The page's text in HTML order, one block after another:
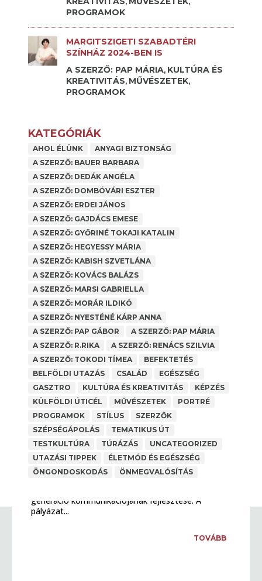
PROGRAMOK
MARGITSZIGETI SZABADTÉRI
SZÍNHÁZ 2024-BEN IS
A SZERZŐ: PAP MÁRIA, KULTÚRA ÉS
KREATIVITÁS, MŰVÉSZETEK,
PROGRAMOK
KATEGÓRIÁK
AHOL ÉLÜNK
ANYAGI BIZTONSÁG
A SZERZŐ: BAUER BARBARA
A SZERZŐ: DEDÁK ANGÉLA
A SZERZŐ: DOMBÓVÁRI ESZTER
A SZERZŐ: ERDEI JÁNOS
A SZERZŐ: GAJDÁCS EMESE
A SZERZŐ: GYŐRINÉ TOKAJI KATALIN
A SZERZŐ: HEGYESSY MÁRIA
A SZERZŐ: KABISH SZVETLÁNA
A SZERZŐ: KOVÁCS BALÁZS
A SZERZŐ: MARSI GABRIELLA
A SZERZŐ: MORÁR ILDIKÓ
A SZERZŐ: NYESTÉNÉ KÁRP ANNA
A SZERZŐ: PAP GÁBOR
A SZERZŐ: PAP MÁRIA
A SZERZŐ: R.RIKA
A SZERZŐ: RENÁCS SZILVIA
A SZERZŐ: TOKODI TÍMEA
BEFEKTETÉS
BELFÖLDI UTAZÁS
CSALÁD
EGÉSZSÉG
GASZTRO
KULTÚRA ÉS KREATIVITÁS
KÉPZÉS
KÜLFÖLDI ÚTICÉL
MŰVÉSZETEK
PORTRÉ
PROGRAMOK
STÍLUS
SZERZŐK
SZÉPSÉGÁPOLÁS
TEMATIKUS ÚT
TESTKULTÚRA
TÚRÁZÁS
UNCATEGORIZED
UTAZÁSI TIPPEK
ÉLETMÓD ÉS EGÉSZSÉG
ÖNGONDOSKODÁS
ÖNMEGVALÓSÍTÁS
NEA PÁLYÁZAT 2025
A SZERZŐ: PAP MÁRIA ,ANYAGI BIZTONSÁG
generáció kommunikációjának fejlesztése. A
pályázat...
TOVÁBB